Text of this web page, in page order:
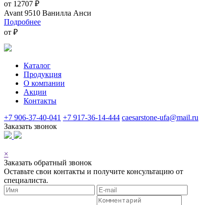
от 12707 ₽
Avant 9510 Ванилла Анси
Подробнее
от ₽
Каталог
Продукция
О компании
Акции
Контакты
+7 906-37-40-041 +7 917-36-14-444 caesarstone-ufa@mail.ru
Заказать звонок
×
Заказать обратный звонок
Оставьте свои контакты и получите консультацию от
специалиста.